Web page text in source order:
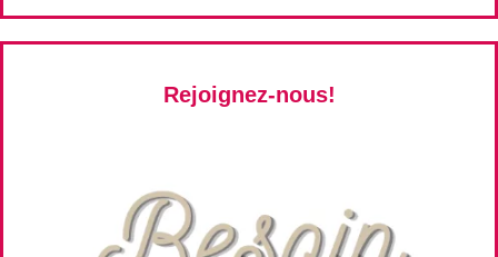
Rejoignez-nous!